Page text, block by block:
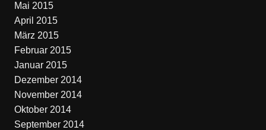
Mai 2015
April 2015
März 2015
Februar 2015
Januar 2015
Dezember 2014
November 2014
Oktober 2014
September 2014